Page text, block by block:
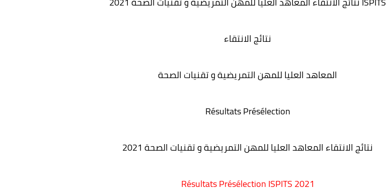
نتائج الانتقاء
المعاهد العليا للمهن التمريضية و تقنيات الصحة
Résultats Présélection
نتائج الانتقاء المعاهد العليا للمهن التمريضية و تقنيات الصحة 2021
Résultats PrésélectionISPITS 2021